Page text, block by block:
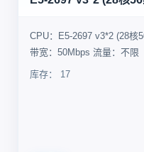
CPU：E5-2697 v3*2 (28核
带宽：50Mbps 流量：不限
库存： 17